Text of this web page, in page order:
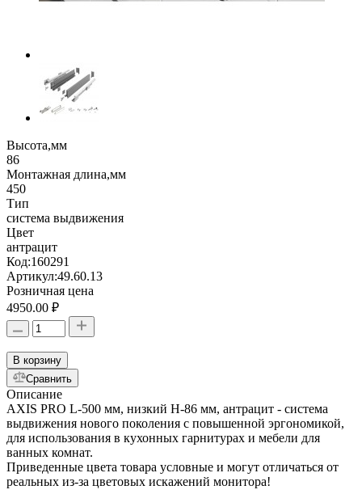
Высота,мм
86
Монтажная длина,мм
450
Тип
система выдвижения
Цвет
антрацит
Код:160291
Артикул:49.60.13
Розничная цена
4950.00 ₽
В корзину
Сравнить
Описание
AXIS PRO L-500 мм, низкий H-86 мм, антрацит - система
выдвижения нового поколения с повышенной эргономикой,
для использования в кухонных гарнитурах и мебели для
ванных комнат.
Приведенные цвета товара условные и могут отличаться от
реальных из-за цветовых искажений монитора!